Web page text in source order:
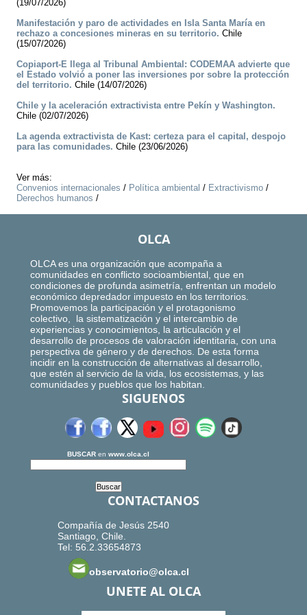
(19/07/2026)
Manifestación y paro de actividades en Isla Santa María en
rechazo a concesiones mineras en su territorio. Chile
(15/07/2026)
Copiaport-E llega al Tribunal Ambiental: CODEMAA advierte que
el Estado volvió a poner las inversiones por sobre la protección
del territorio. Chile (14/07/2026)
Chile y la aceleración extractivista entre Pekín y Washington.
Chile (02/07/2026)
La agenda extractivista de Kast: certeza para el capital, despojo
para las comunidades. Chile (23/06/2026)
Ver más:
Convenios internacionales / Política ambiental / Extractivismo /
Derechos humanos /
OLCA
OLCA es una organización que acompaña a
comunidades en conflicto socioambiental, que en
condiciones de profunda asimetría, enfrentan un modelo
económico depredador impuesto en los territorios.
Promovemos la participación y el protagonismo
colectivo, la sistematización y el intercambio de
experiencias y conocimientos, la articulación y el
desarrollo de procesos de valoración identitaria, con una
perspectiva de género y de derechos. De esta forma
incidir en la construcción de alternativas al desarrollo,
que estén al servicio de la vida, los ecosistemas, y las
comunidades y pueblos que los habitan.
SIGUENOS
BUSCAR en www.olca.cl
CONTACTANOS
Compañía de Jesús 2540
Santiago, Chile.
Tel: 56.2.33654873
observatorio@olca.cl
UNETE AL OLCA